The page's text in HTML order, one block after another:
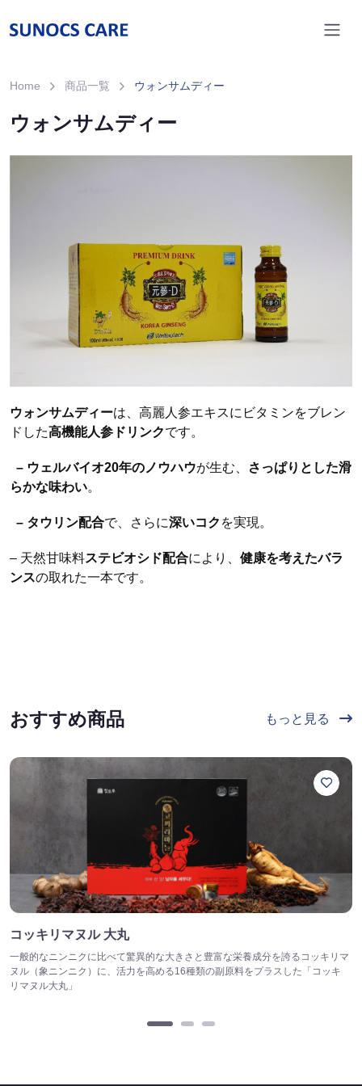
Home 商品一覧 ウォンサムディー
ウォンサムディー
ウォンサムディーは、高麗人参エキスにビタミンをブレン
ドした高機能人参ドリンクです。
– ウェルバイオ20年のノウハウが生む、
さっぱりとした滑
らかな味わい。
– タウリン配合で、さらに深いコク を実現。
– 天然甘味料ステビオシド配合により、 健康を考えたバラ
ンスの取れた一本です。
おすすめ商品 もっと見る
コッキリマヌル 大丸
一般的なニンニクに比べて驚異的な大きさと豊富な栄養成分を誇るコッキリマ
ヌル（象ニンニク）に、活力を高める16種類の副原料をプラスした「コッキ
リマヌル大丸」